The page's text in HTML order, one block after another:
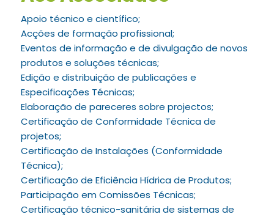
Apoio técnico e científico;
Acções de formação profissional;
Eventos de informação e de divulgação de novos
produtos e soluções técnicas;
Edição e distribuição de publicações e
Especificações Técnicas;
Elaboração de pareceres sobre projectos;
Certificação de Conformidade Técnica de
projetos;
Certificação de Instalações (Conformidade
Técnica);
Certificação de Eficiência Hídrica de Produtos;
Participação em Comissões Técnicas;
Certificação técnico-sanitária de sistemas de